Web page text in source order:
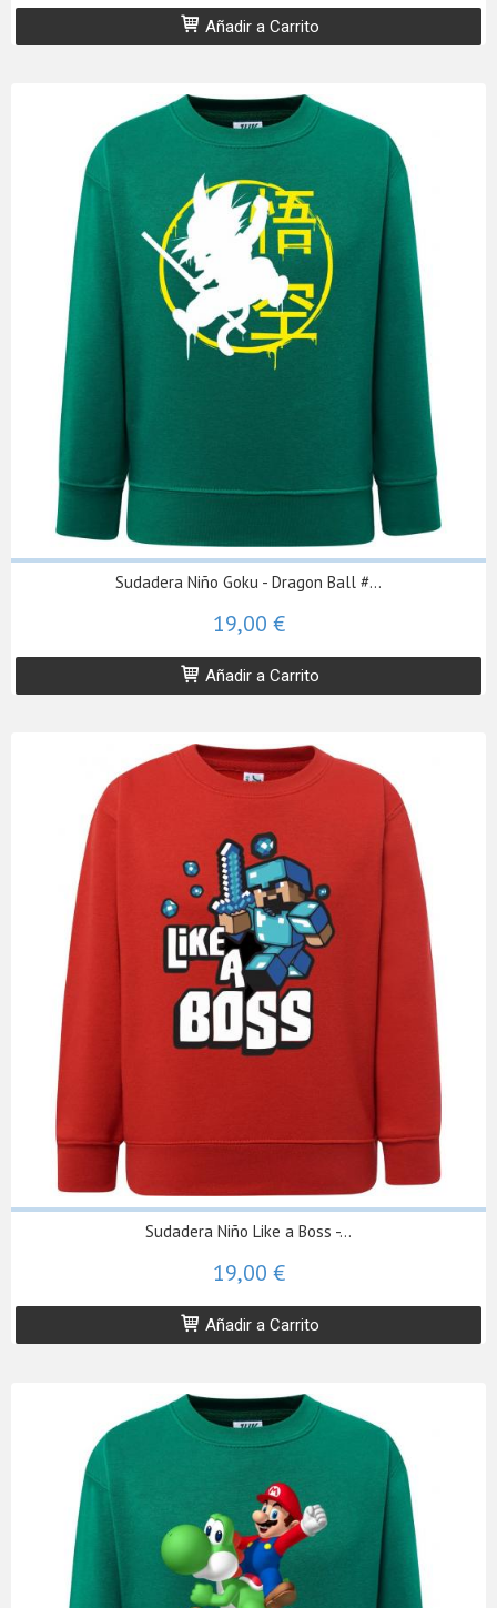
Añadir a Carrito
Sudadera Niño Goku - Dragon Ball #...
19,00 €
Añadir a Carrito
Sudadera Niño Like a Boss -...
19,00 €
Añadir a Carrito